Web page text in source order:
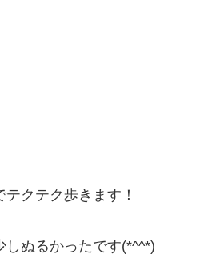
クテク歩きます！
ぬるかったです(*^^*)